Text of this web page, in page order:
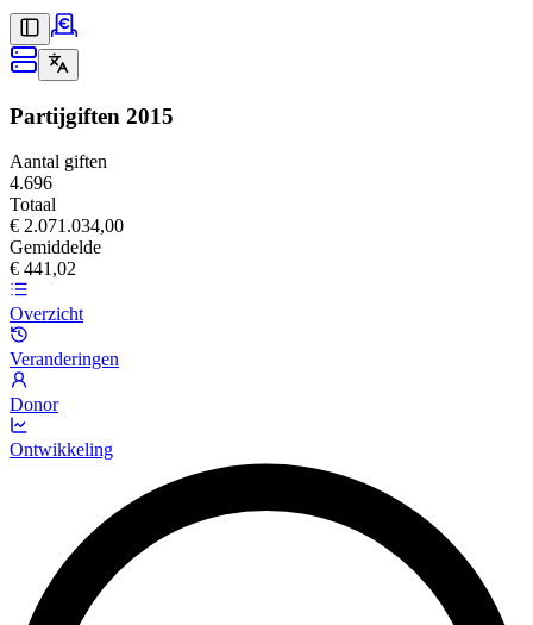
Partijgiften 2015
Aantal giften
4.696
Totaal
€ 2.071.034,00
Gemiddelde
€ 441,02
Overzicht
Veranderingen
Donor
Ontwikkeling